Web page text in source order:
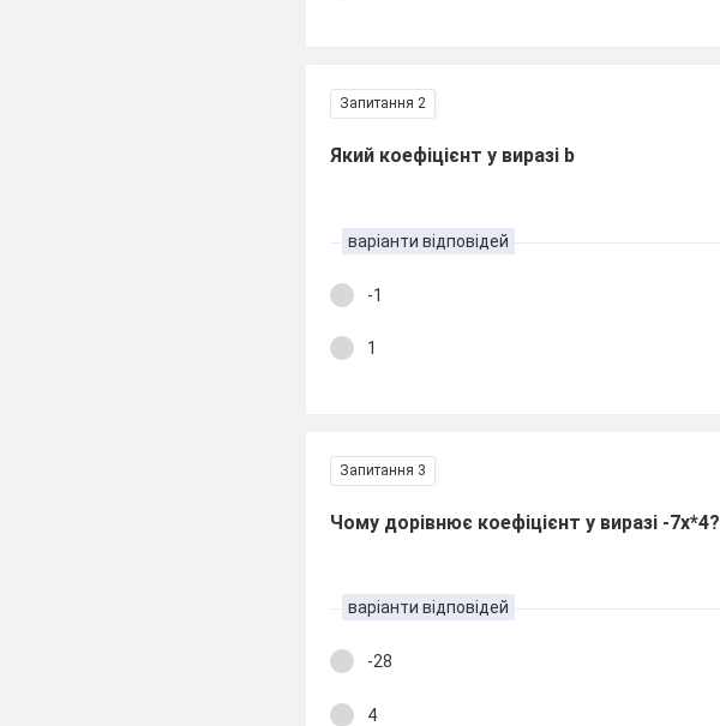
Запитання 2
Який коефіцієнт у виразі b
варіанти відповідей
-1
1
Запитання 3
Чому дорівнює коефіцієнт у виразі -7x*4?
варіанти відповідей
-28
4